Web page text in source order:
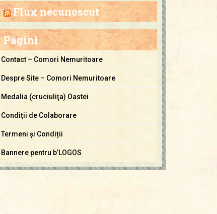
Flux necunoscut
Pagini
Contact – Comori Nemuritoare
Despre Site – Comori Nemuritoare
Medalia (cruciuliţa) Oastei
Condiţii de Colaborare
Termeni și Condiții
Bannere pentru b’LOGOS